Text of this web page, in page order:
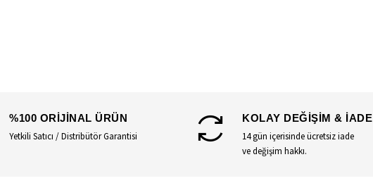
%100 ORİJİNAL ÜRÜN
Yetkili Satıcı / Distribütör Garantisi
KOLAY DEĞİŞİM & İADE
14 gün içerisinde ücretsiz iade
ve değişim hakkı.